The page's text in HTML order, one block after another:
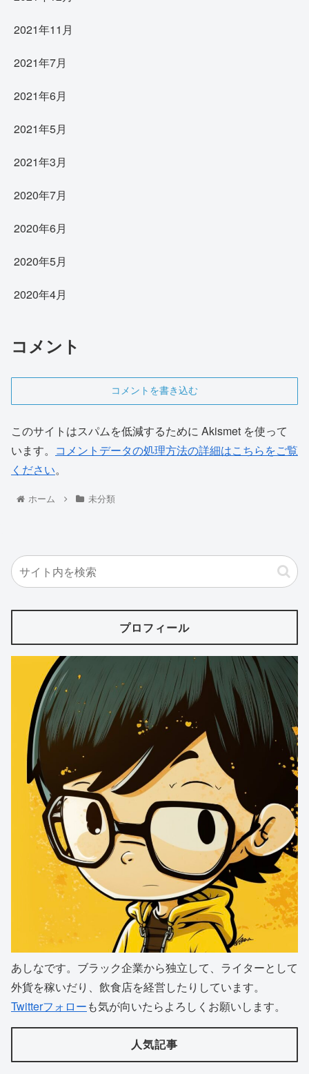
2021年11月
2021年7月
2021年6月
2021年5月
2021年3月
2020年7月
2020年6月
2020年5月
2020年4月
コメント
コメントを書き込む
このサイトはスパムを低減するために Akismet を使って
います。 コメントデータの処理方法の詳細はこちらをご覧
ください。
ホーム 未分類
プロフィール
あしなです。ブラック企業から独立して、ライターとして
外貨を稼いだり、飲食店を経営したりしています。
Twitterフォローも気が向いたらよろしくお願いします。
人気記事